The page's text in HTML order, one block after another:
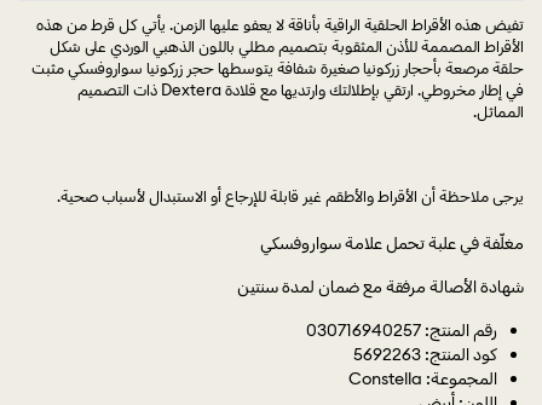
تفيض هذه الأقراط الحلقية الراقية بأناقة لا يعفو عليها الزمن. يأتي كل قرط من هذه
الأقراط المصممة للأذن المثقوبة بتصميم مطلي باللون الذهبي الوردي على شكل
حلقة مرصعة بأحجار زركونيا صغيرة شفافة يتوسطها حجر زركونيا سواروفسكي مثبت
في إطار مخروطي. ارتقي بإطلالتك وارتديها مع قلادة Dextera ذات التصميم
المماثل.
يرجى ملاحظة أن الأقراط والأطقم غير قابلة للإرجاع أو الاستبدال لأسباب صحية.
مغلّفة في علبة تحمل علامة سواروفسكي
شهادة الأصالة مرفقة مع ضمان لمدة سنتين
رقم المنتج: 030716940257
كود المنتج: 5692263
المجموعة: Constella